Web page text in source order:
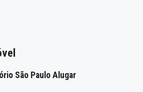
São Paulo Alugar